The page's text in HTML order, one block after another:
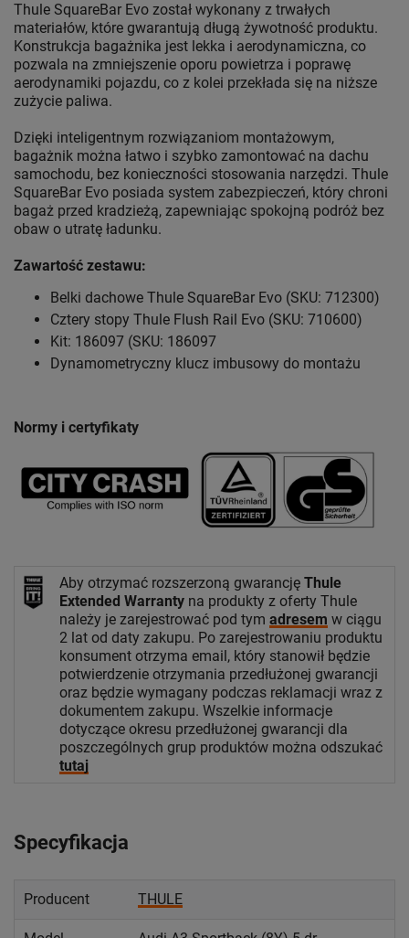
Thule SquareBar Evo został wykonany z trwałych
materiałów, które gwarantują długą żywotność produktu.
Konstrukcja bagażnika jest lekka i aerodynamiczna, co
pozwala na zmniejszenie oporu powietrza i poprawę
aerodynamiki pojazdu, co z kolei przekłada się na niższe
zużycie paliwa.
Dzięki inteligentnym rozwiązaniom montażowym,
bagażnik można łatwo i szybko zamontować na dachu
samochodu, bez konieczności stosowania narzędzi. Thule
SquareBar Evo posiada system zabezpieczeń, który chroni
bagaż przed kradzieżą, zapewniając spokojną podróż bez
obaw o utratę ładunku.
Zawartość zestawu:
Belki dachowe Thule SquareBar Evo (SKU: 712300)
Cztery stopy Thule Flush Rail Evo (SKU: 710600)
Kit: 186097 (SKU: 186097
Dynamometryczny klucz imbusowy do montażu
Normy i certyfikaty
Aby otrzymać rozszerzoną gwarancję Thule
Extended Warranty na produkty z oferty Thule
należy je zarejestrować pod tym adresem w ciągu
2 lat od daty zakupu. Po zarejestrowaniu produktu
konsument otrzyma email, który stanowił będzie
potwierdzenie otrzymania przedłużonej gwarancji
oraz będzie wymagany podczas reklamacji wraz z
dokumentem zakupu. Wszelkie informacje
dotyczące okresu przedłużonej gwarancji dla
poszczególnych grup produktów można odszukać
tutaj
Specyfikacja
Producent THULE